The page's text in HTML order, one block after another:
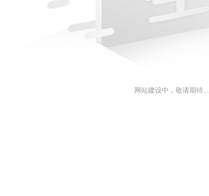
网站建设中，敬请期待...